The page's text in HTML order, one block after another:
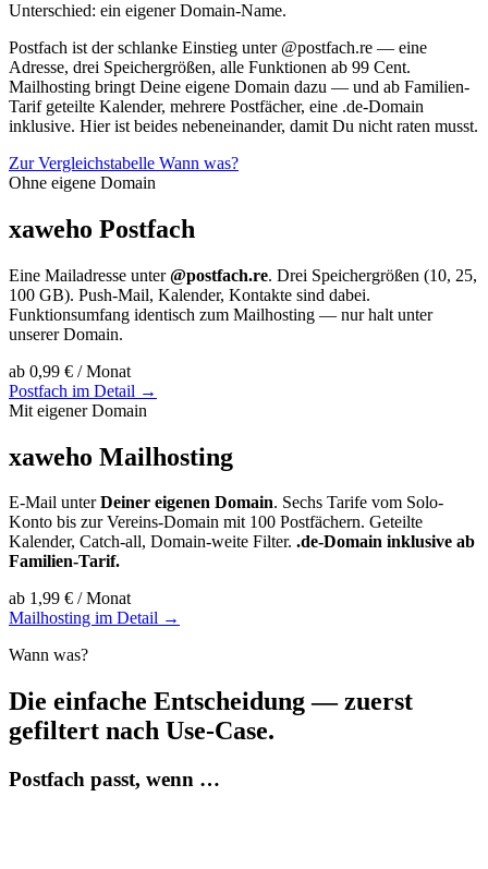
Unterschied: ein eigener Domain-Name.
Postfach ist der schlanke Einstieg unter @postfach.re — eine
Adresse, drei Speichergrößen, alle Funktionen ab 99 Cent.
Mailhosting bringt Deine eigene Domain dazu — und ab Familien-
Tarif geteilte Kalender, mehrere Postfächer, eine .de-Domain
inklusive. Hier ist beides nebeneinander, damit Du nicht raten musst.
Zur Vergleichstabelle Wann was?
Ohne eigene Domain
xaweho Postfach
Eine Mailadresse unter@postfach.re. Drei Speichergrößen (10, 25,
100 GB). Push-Mail, Kalender, Kontakte sind dabei.
Funktionsumfang identisch zum Mailhosting — nur halt unter
unserer Domain.
ab 0,99 € / Monat
Postfach im Detail →
Mit eigener Domain
xaweho Mailhosting
E-Mail unterDeiner eigenen Domain. Sechs Tarife vom Solo-
Konto bis zur Vereins-Domain mit 100 Postfächern. Geteilte
Kalender, Catch-all, Domain-weite Filter. .de-Domain inklusive ab
Familien-Tarif.
ab 1,99 € / Monat
Mailhosting im Detail →
Wann was?
Die einfache Entscheidung — zuerst
gefiltert nach Use-Case.
Postfach passt, wenn …